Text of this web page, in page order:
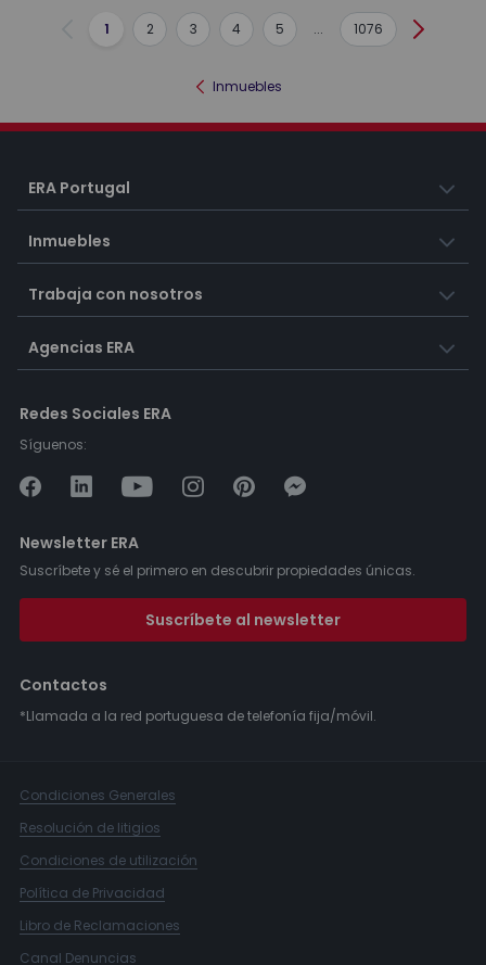
Anterior
1 2 3 4 5 ... 1076
Inmuebles
ERA Portugal
Inmuebles
Trabaja con nosotros
Agencias ERA
Redes Sociales ERA
Síguenos:
Newsletter ERA
Suscríbete y sé el primero en descubrir propiedades únicas.
Suscríbete al newsletter
Contactos
*Llamada a la red portuguesa de telefonía fija/móvil.
Condiciones Generales
Resolución de litigios
Condiciones de utilización
Política de Privacidad
Libro de Reclamaciones
Canal Denuncias